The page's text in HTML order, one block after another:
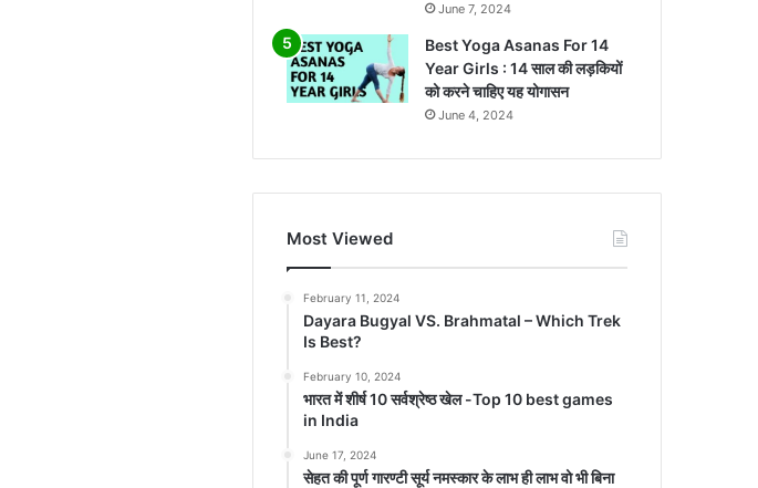
June 7, 2024
Best Yoga Asanas For 14
Year Girls : 14 साल की लड़कियों
को करने चाहिए यह योगासन
June 4, 2024
Most Viewed
February 11, 2024
Dayara Bugyal VS. Brahmatal – Which Trek
Is Best?
February 10, 2024
भारत में शीर्ष 10 सर्वश्रेष्ठ खेल -Top 10 best games
in India
June 17, 2024
सेहत की पूर्ण गारण्टी सूर्य नमस्कार के लाभ ही लाभ वो भी बिना